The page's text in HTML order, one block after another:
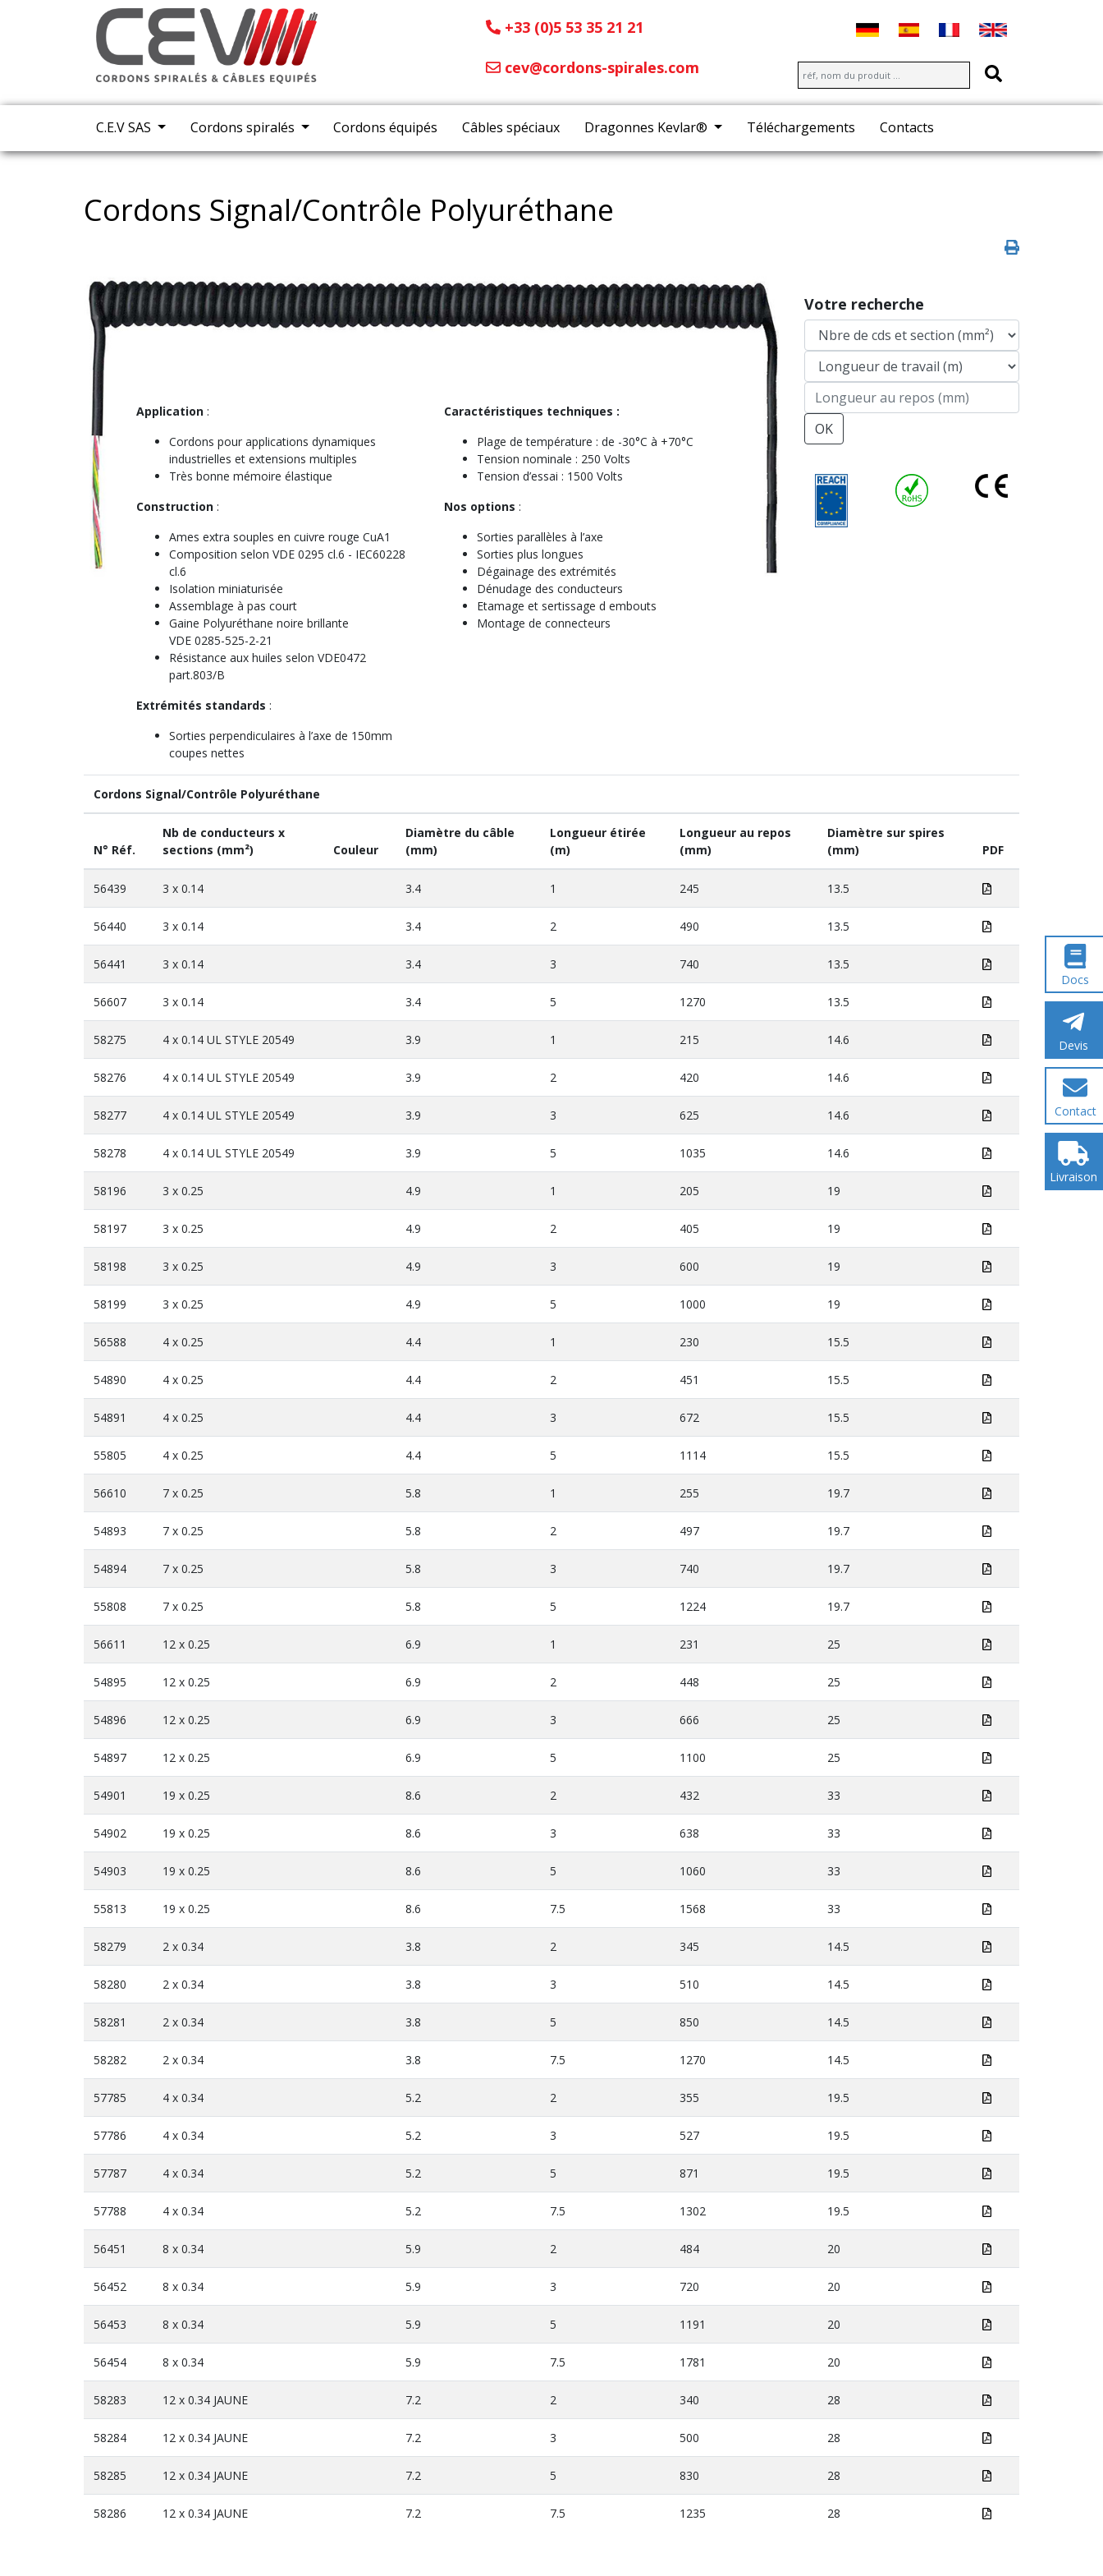
+33 (0)5 53 35 21 21
cev@cordons-spirales.com
C.E.V SAS Cordons spiralés Cordons équipés Câbles spéciaux Dragonnes Kevlar® Téléchargements Contacts
Docs
Devis
Contact
Livraison
Cordons Signal/Contrôle Polyuréthane
Application :
Cordons pour applications dynamiques
industrielles et extensions multiples
Très bonne mémoire élastique
Construction :
Ames extra souples en cuivre rouge CuA1
Composition selon VDE 0295 cl.6 - IEC60228
cl.6
Isolation miniaturisée
Assemblage à pas court
Gaine Polyuréthane noire brillante
VDE 0285-525-2-21
Résistance aux huiles selon VDE0472
part.803/B
Extrémités standards :
Sorties perpendiculaires à l’axe de 150mm
coupes nettes
Caractéristiques techniques :
Plage de température : de -30°C à +70°C
Tension nominale : 250 Volts
Tension d’essai : 1500 Volts
Nos options :
Sorties parallèles à l’axe
Sorties plus longues
Dégainage des extrémités
Dénudage des conducteurs
Etamage et sertissage d embouts
Montage de connecteurs
Votre recherche
Cordons Signal/Contrôle Polyuréthane
N° Réf.
Nb de conducteurs x
sections (mm²)
Couleur
Diamètre du câble
(mm)
Longueur étirée
(m)
Longueur au repos
(mm)
Diamètre sur spires
(mm)
PDF
56439 3 x 0.14 3.4 1 245 13.5
56440 3 x 0.14 3.4 2 490 13.5
56441 3 x 0.14 3.4 3 740 13.5
56607 3 x 0.14 3.4 5 1270 13.5
58275 4 x 0.14 UL STYLE 20549 3.9 1 215 14.6
58276 4 x 0.14 UL STYLE 20549 3.9 2 420 14.6
58277 4 x 0.14 UL STYLE 20549 3.9 3 625 14.6
58278 4 x 0.14 UL STYLE 20549 3.9 5 1035 14.6
58196 3 x 0.25 4.9 1 205 19
58197 3 x 0.25 4.9 2 405 19
58198 3 x 0.25 4.9 3 600 19
58199 3 x 0.25 4.9 5 1000 19
56588 4 x 0.25 4.4 1 230 15.5
54890 4 x 0.25 4.4 2 451 15.5
54891 4 x 0.25 4.4 3 672 15.5
55805 4 x 0.25 4.4 5 1114 15.5
56610 7 x 0.25 5.8 1 255 19.7
54893 7 x 0.25 5.8 2 497 19.7
54894 7 x 0.25 5.8 3 740 19.7
55808 7 x 0.25 5.8 5 1224 19.7
56611 12 x 0.25 6.9 1 231 25
54895 12 x 0.25 6.9 2 448 25
54896 12 x 0.25 6.9 3 666 25
54897 12 x 0.25 6.9 5 1100 25
54901 19 x 0.25 8.6 2 432 33
54902 19 x 0.25 8.6 3 638 33
54903 19 x 0.25 8.6 5 1060 33
55813 19 x 0.25 8.6 7.5 1568 33
58279 2 x 0.34 3.8 2 345 14.5
58280 2 x 0.34 3.8 3 510 14.5
58281 2 x 0.34 3.8 5 850 14.5
58282 2 x 0.34 3.8 7.5 1270 14.5
57785 4 x 0.34 5.2 2 355 19.5
57786 4 x 0.34 5.2 3 527 19.5
57787 4 x 0.34 5.2 5 871 19.5
57788 4 x 0.34 5.2 7.5 1302 19.5
56451 8 x 0.34 5.9 2 484 20
56452 8 x 0.34 5.9 3 720 20
56453 8 x 0.34 5.9 5 1191 20
56454 8 x 0.34 5.9 7.5 1781 20
58283 12 x 0.34 JAUNE 7.2 2 340 28
58284 12 x 0.34 JAUNE 7.2 3 500 28
58285 12 x 0.34 JAUNE 7.2 5 830 28
58286 12 x 0.34 JAUNE 7.2 7.5 1235 28